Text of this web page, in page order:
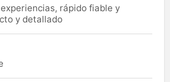
rápido fiable y
y detallado